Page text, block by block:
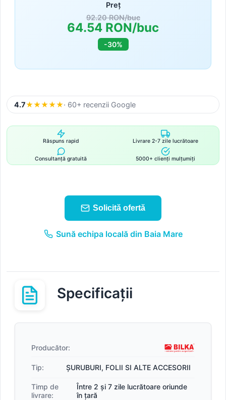
Preț
92.20 RON/buc
64.54 RON/buc
-30%
4.7★★★★★· 60+ recenzii Google
Răspuns rapid Livrare 2-7 zile lucrătoare
Consultanță gratuită 5000+ clienți mulțumiți
Solicită ofertă
Sună echipa locală din Baia Mare
Specificații
Producător:
Tip: ȘURUBURI, FOLII SI ALTE ACCESORII
Timp de
livrare:
Între 2 și 7 zile lucrătoare oriunde
în țară